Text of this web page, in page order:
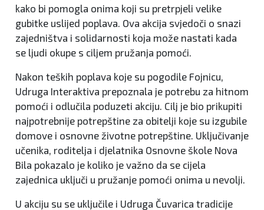
kako bi pomogla onima koji su pretrpjeli velike
gubitke uslijed poplava. Ova akcija svjedoči o snazi
zajedništva i solidarnosti koja može nastati kada
se ljudi okupe s ciljem pružanja pomoći.
Nakon teških poplava koje su pogodile Fojnicu,
Udruga Interaktiva prepoznala je potrebu za hitnom
pomoći i odlučila poduzeti akciju. Cilj je bio prikupiti
najpotrebnije potrepštine za obitelji koje su izgubile
domove i osnovne životne potrepštine. Uključivanje
učenika, roditelja i djelatnika Osnovne škole Nova
Bila pokazalo je koliko je važno da se cijela
zajednica uključi u pružanje pomoći onima u nevolji.
U akciju su se uključile i Udruga Čuvarica tradicije